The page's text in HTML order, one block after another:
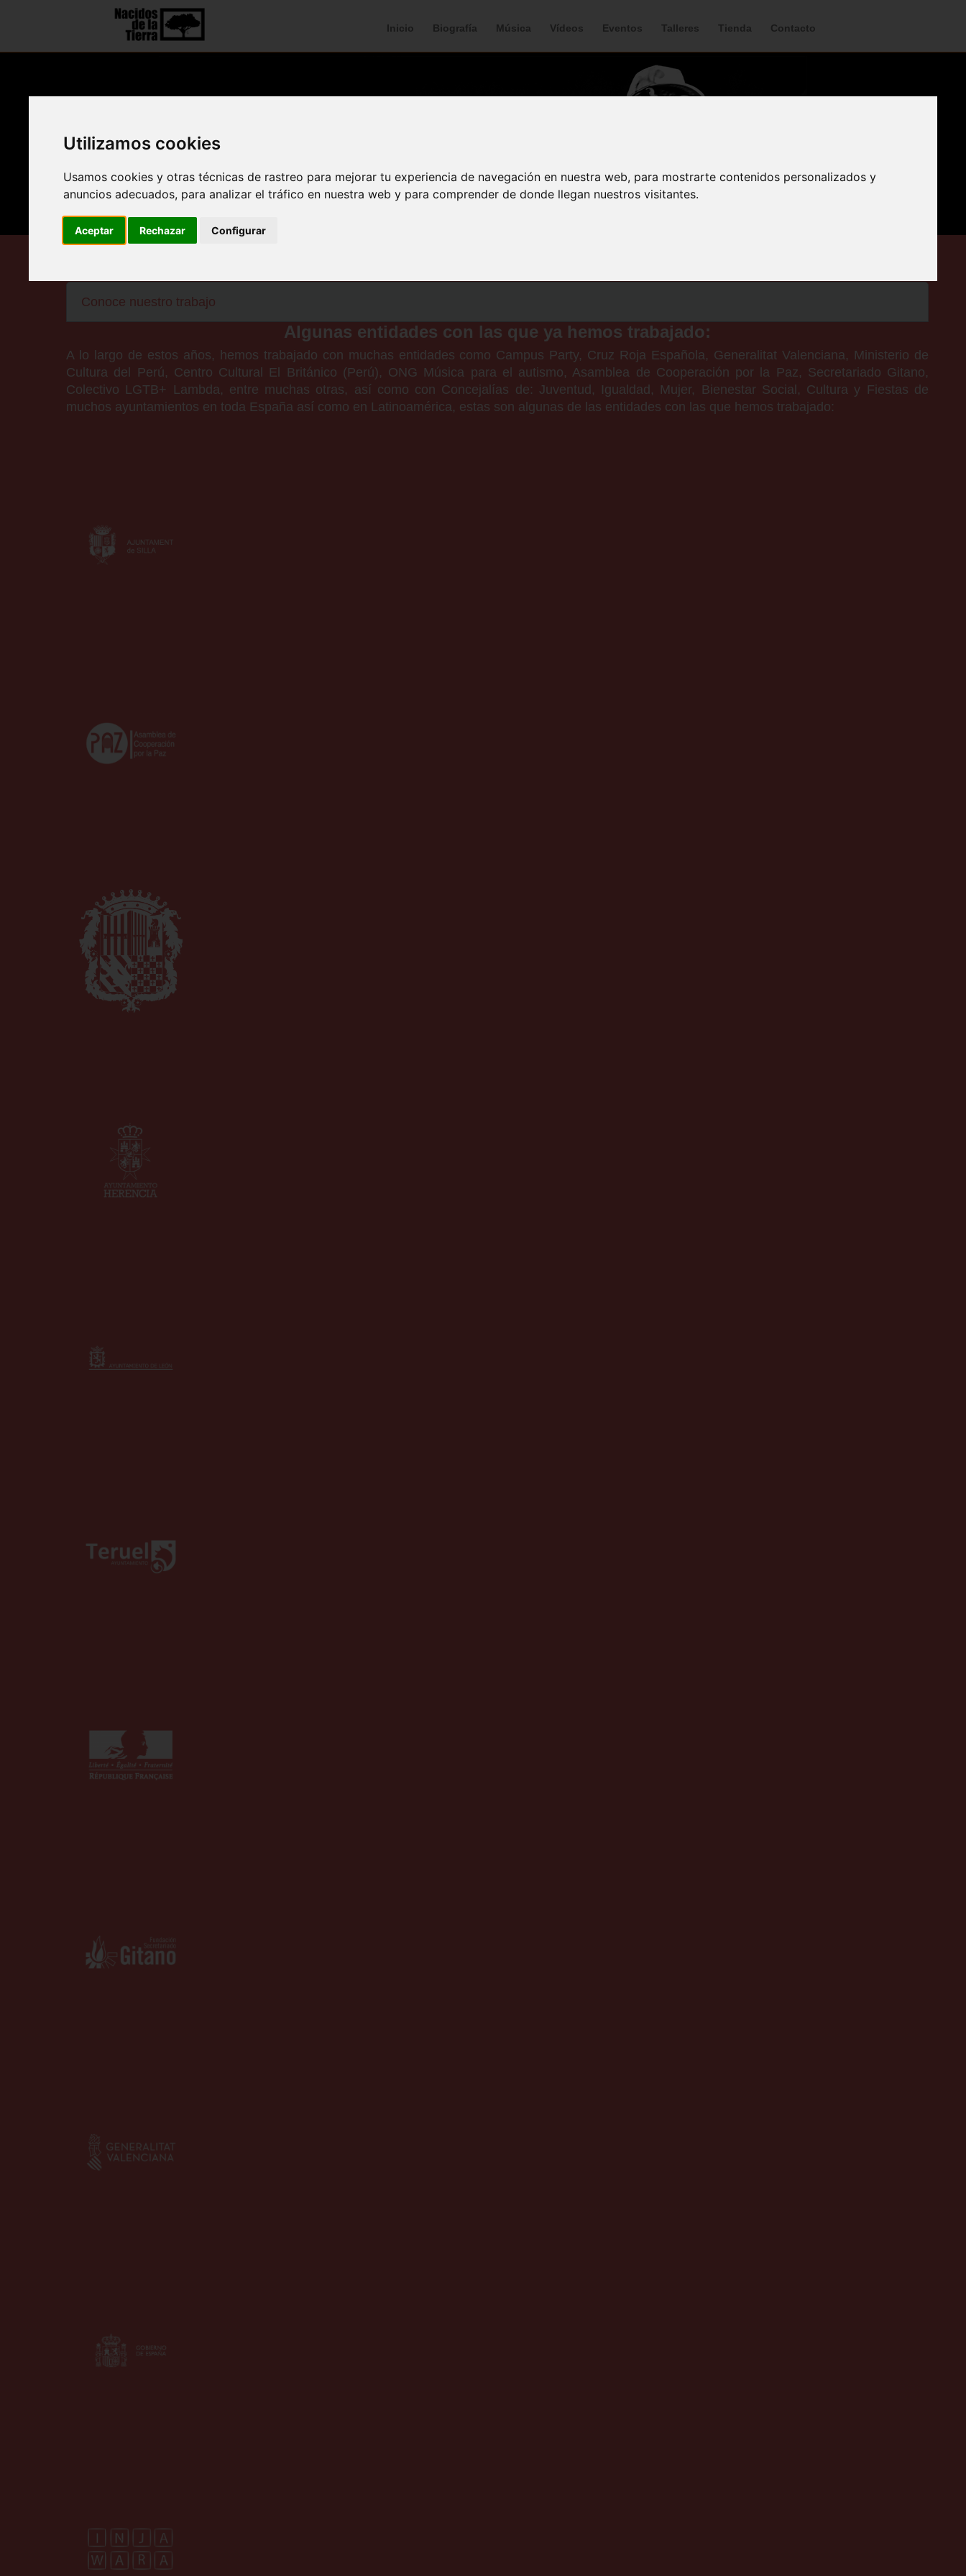
Utilizamos cookies
Usamos cookies y otras técnicas de rastreo para mejorar tu experiencia de navegación en nuestra web, para mostrarte contenidos personalizados y
anuncios adecuados, para analizar el tráfico en nuestra web y para comprender de donde llegan nuestros visitantes.
Aceptar Rechazar Configurar
Inicio Biografía Música Vídeos Eventos Talleres Tienda Contacto
Conoce nuestro trabajo
Algunas entidades con las que ya hemos trabajado:
A lo largo de estos años, hemos trabajado con muchas entidades como Campus Party, Cruz Roja Española, Generalitat Valenciana, Ministerio de
Cultura del Perú, Centro Cultural El Británico (Perú), ONG Música para el autismo, Asamblea de Cooperación por la Paz, Secretariado Gitano,
Colectivo LGTB+ Lambda, entre muchas otras, así como con Concejalías de: Juventud, Igualdad, Mujer, Bienestar Social, Cultura y Fiestas de
muchos ayuntamientos en toda España así como en Latinoamérica, estas son algunas de las entidades con las que hemos trabajado: